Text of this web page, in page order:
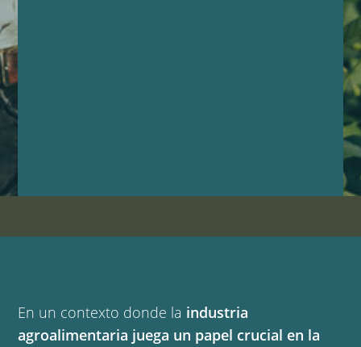
En un contexto donde la industria
agroalimentaria juega un papel crucial en la